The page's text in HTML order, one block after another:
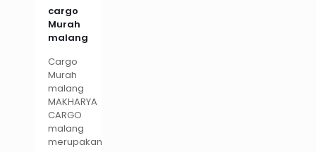
cargo
Murah
malang
Cargo
Murah
malang
MAKHARYA
CARGO
malang
merupakan